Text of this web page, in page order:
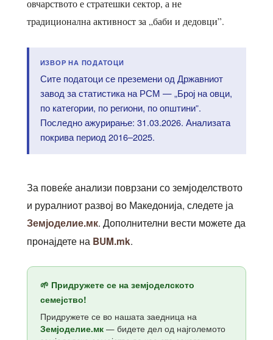
овчарството е стратешки сектор, а не
традиционална активност за „баби и дедовци”.
ИЗВОР НА ПОДАТОЦИ
Сите податоци се преземени од Државниот
завод за статистика на РСМ — „Број на овци,
по категории, по региони, по општини”.
Последно ажурирање: 31.03.2026. Анализата
покрива период 2016–2025.
За повеќе анализи поврзани со земјоделството
и руралниот развој во Македонија, следете ја
Земјоделие.мк. Дополнителни вести можете да
пронајдете на BUM.mk.
🌱 Придружете се на земјоделското
семејство!
Придружете се во нашата заедница на
Земјоделие.мк— бидете дел од најголемото